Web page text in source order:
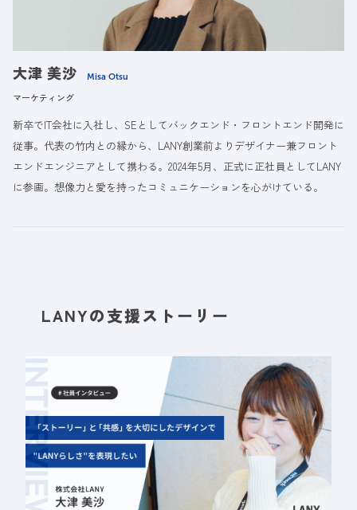
大津 美沙 Misa Otsu
マーケティング
新卒でIT会社に入社し、SEとしてバックエンド・フロントエンド開発に
従事。代表の竹内との縁から、LANY創業前よりデザイナー兼フロント
エンドエンジニアとして携わる。2024年5月、正式に正社員としてLANY
に参画。想像力と愛を持ったコミュニケーションを心がけている。
LANYの支援ストーリー